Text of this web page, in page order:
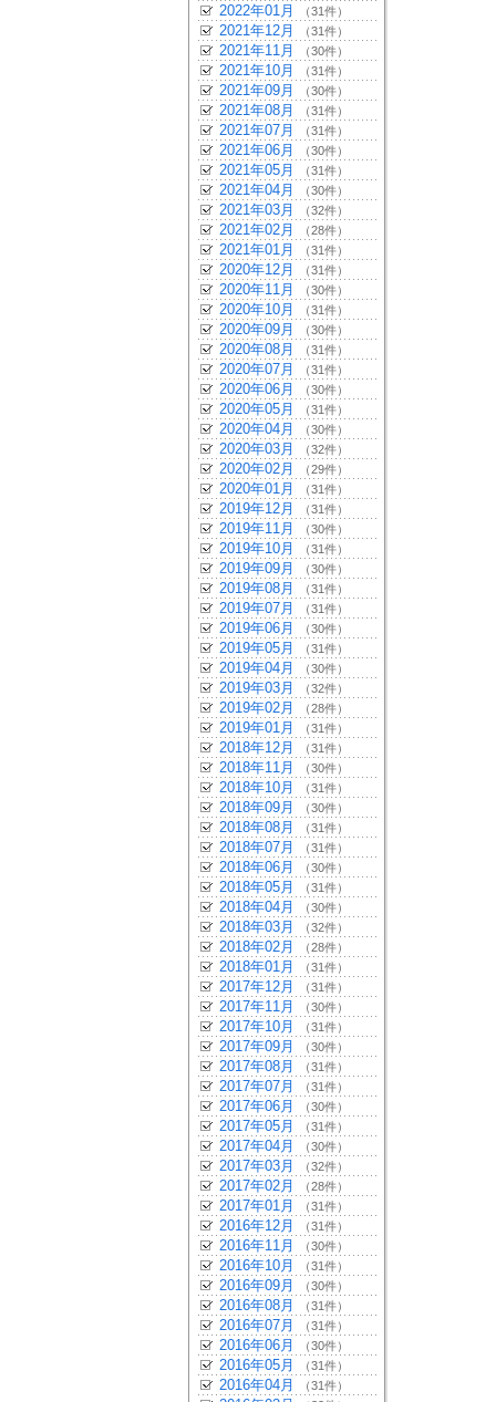
2022年01月 （31件）
2021年12月 （31件）
2021年11月 （30件）
2021年10月 （31件）
2021年09月 （30件）
2021年08月 （31件）
2021年07月 （31件）
2021年06月 （30件）
2021年05月 （31件）
2021年04月 （30件）
2021年03月 （32件）
2021年02月 （28件）
2021年01月 （31件）
2020年12月 （31件）
2020年11月 （30件）
2020年10月 （31件）
2020年09月 （30件）
2020年08月 （31件）
2020年07月 （31件）
2020年06月 （30件）
2020年05月 （31件）
2020年04月 （30件）
2020年03月 （32件）
2020年02月 （29件）
2020年01月 （31件）
2019年12月 （31件）
2019年11月 （30件）
2019年10月 （31件）
2019年09月 （30件）
2019年08月 （31件）
2019年07月 （31件）
2019年06月 （30件）
2019年05月 （31件）
2019年04月 （30件）
2019年03月 （32件）
2019年02月 （28件）
2019年01月 （31件）
2018年12月 （31件）
2018年11月 （30件）
2018年10月 （31件）
2018年09月 （30件）
2018年08月 （31件）
2018年07月 （31件）
2018年06月 （30件）
2018年05月 （31件）
2018年04月 （30件）
2018年03月 （32件）
2018年02月 （28件）
2018年01月 （31件）
2017年12月 （31件）
2017年11月 （30件）
2017年10月 （31件）
2017年09月 （30件）
2017年08月 （31件）
2017年07月 （31件）
2017年06月 （30件）
2017年05月 （31件）
2017年04月 （30件）
2017年03月 （32件）
2017年02月 （28件）
2017年01月 （31件）
2016年12月 （31件）
2016年11月 （30件）
2016年10月 （31件）
2016年09月 （30件）
2016年08月 （31件）
2016年07月 （31件）
2016年06月 （30件）
2016年05月 （31件）
2016年04月 （31件）